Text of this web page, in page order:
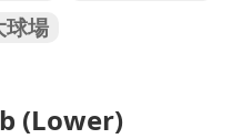
球場
(Lower)